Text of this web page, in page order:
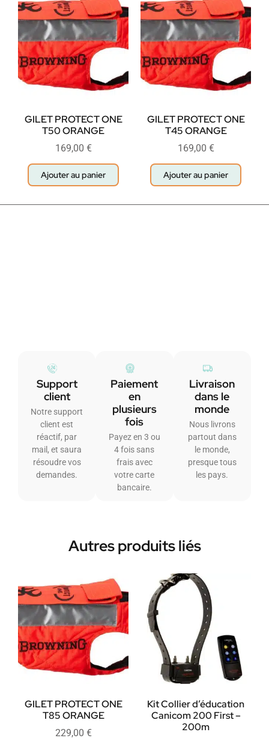
GILET PROTECT ONE
T50 ORANGE
169,00 €
Ajouter au panier
GILET PROTECT ONE
T45 ORANGE
169,00 €
Ajouter au panier
Support
client
Notre support
client est
réactif, par
mail, et saura
résoudre vos
demandes.
Paiement
en
plusieurs
fois
Payez en 3 ou
4 fois sans
frais avec
votre carte
bancaire.
Livraison
dans le
monde
Nous livrons
partout dans
le monde,
presque tous
les pays.
Autres produits liés
GILET PROTECT ONE
T85 ORANGE
229,00 €
Kit Collier d’éducation
Canicom 200 First –
200m